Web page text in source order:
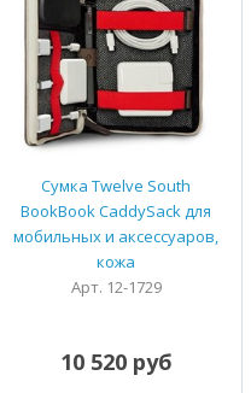
Сумка Twelve South
BookBook CaddySack для
мобильных и аксессуаров,
кожа
Арт. 12-1729
10 520 руб